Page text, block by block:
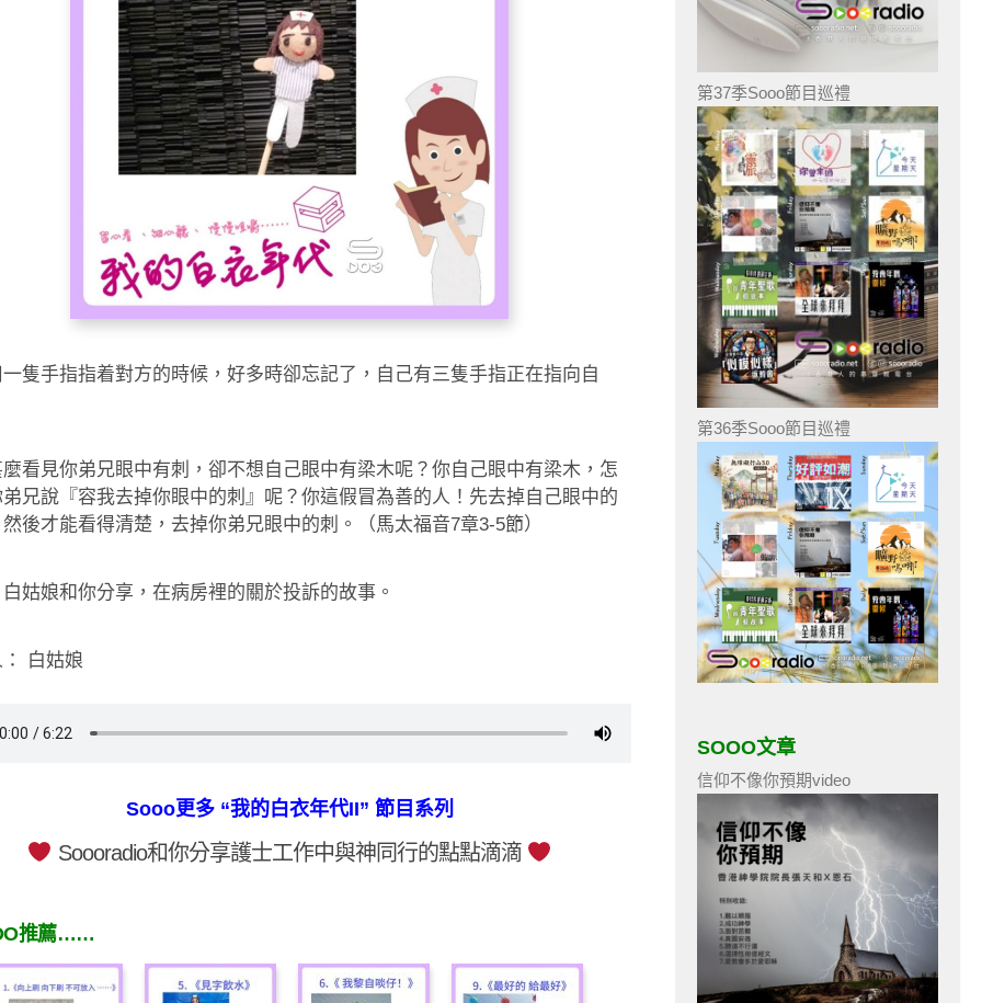
隻手指指着對方的時候，好多時卻忘記了，自己有三隻手指正在指向自
看見你弟兄眼中有刺，卻不想自己眼中有梁木呢？你自己眼中有梁木，怎
兄說『容我去掉你眼中的刺』呢？你這假冒為善的人！先去掉自己眼中的
後才能看得清楚，去掉你弟兄眼中的刺。（馬太福音7章3-5節）
姑娘和你分享，在病房裡的關於投訴的故事。
白姑娘
Sooo更多 “我的白衣年代II” 節目系列
Soooradio和你分享護士工作中與神同行的點點滴滴
推薦……
第37季Sooo節目巡禮
第36季Sooo節目巡禮
SOOO文章
信仰不像你預期video